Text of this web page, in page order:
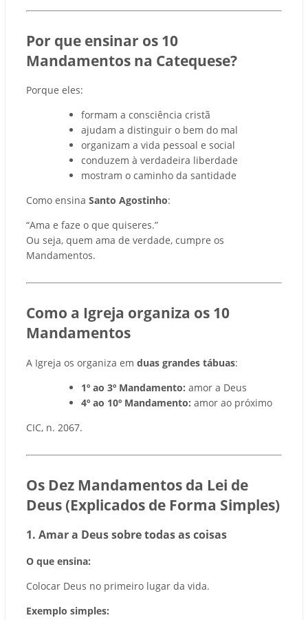
Por que ensinar os 10
Mandamentos na Catequese?
Porque eles:
formam a consciência cristã
ajudam a distinguir o bem do mal
organizam a vida pessoal e social
conduzem à verdadeira liberdade
mostram o caminho da santidade
Como ensina Santo Agostinho:
“Ama e faze o que quiseres.”
Ou seja, quem ama de verdade, cumpre os
Mandamentos.
Como a Igreja organiza os 10
Mandamentos
A Igreja os organiza em duas grandes tábuas:
1º ao 3º Mandamento: amor a Deus
4º ao 10º Mandamento: amor ao próximo
CIC, n. 2067.
Os Dez Mandamentos da Lei de
Deus (Explicados de Forma Simples)
1️. Amar a Deus sobre todas as coisas
O que ensina:
Colocar Deus no primeiro lugar da vida.
Exemplo simples: